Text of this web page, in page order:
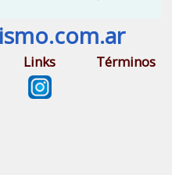
Links Términos